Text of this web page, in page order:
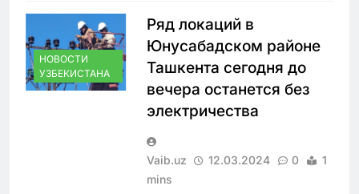
НОВОСТИ
УЗБЕКИСТАНА
Ряд локаций в
Юнусабадском районе
Ташкента сегодня до
вечера останется без
электричества
Vaib.uz 12.03.2024 0
1
mins